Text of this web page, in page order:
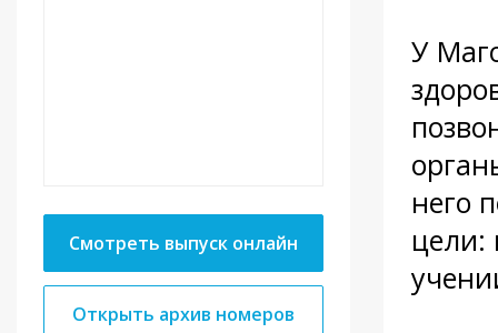
Смотреть выпуск онлайн
Открыть архив номеров
У
него
цели: